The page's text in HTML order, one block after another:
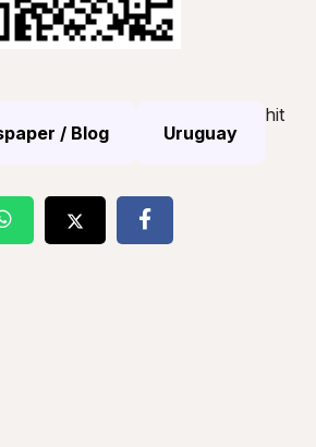
/ Blog Uruguay
hit